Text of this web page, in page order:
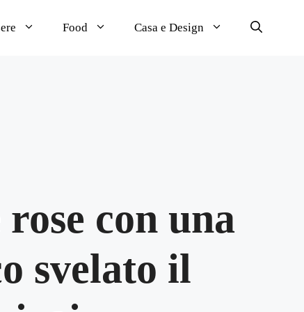
Food Casa e Design
con una
svelato il